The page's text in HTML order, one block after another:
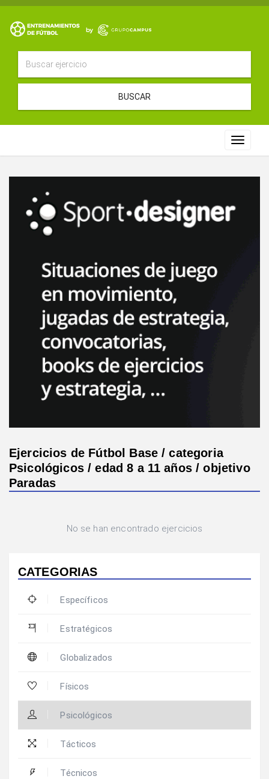
BUSCAR
Toggle
Ejercicios de Fútbol Base / categoria
Psicológicos / edad 8 a 11 años / objetivo
Paradas
No se han encontrado ejercicios
CATEGORIAS
Específicos
Estratégicos
Globalizados
Físicos
Psicológicos
Tácticos
Técnicos